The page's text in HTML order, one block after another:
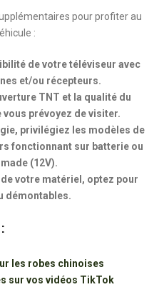
pour profiter au
:
de votre téléviseur avec
et/ou récepteurs.
TNT et la qualité du
prévoyez de visiter.
privilégiez les modèles de
fonctionnant sur batterie ou
(12V).
votre matériel, optez pour
démontables.
les robes chinoises
sur vos vidéos TikTok